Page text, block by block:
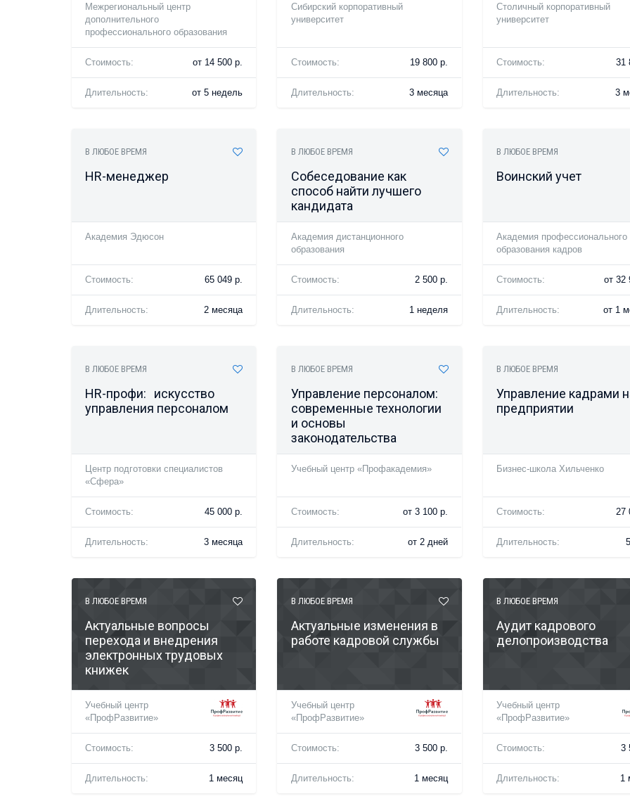
Межрегиональный центр
дополнительного
профессионального образования
Стоимость: от 14 500 р.
Длительность: от 5 недель
Сибирский корпоративный
университет
Стоимость: 19 800 р.
Длительность: 3 месяца
Столичный корпоративный
университет
Стоимость: 31
Длительность: 3
В ЛЮБОЕ ВРЕМЯ
HR-менеджер
Академия Эдюсон
Стоимость: 65 049 р.
Длительность: 2 месяца
В ЛЮБОЕ ВРЕМЯ
Собеседование как
способ найти лучшего
кандидата
Академия дистанционного
образования
Стоимость: 2 500 р.
Длительность: 1 неделя
В ЛЮБОЕ ВРЕМЯ
Воинский учет
Академия профессионального
образования кадров
Стоимость: от 32
Длительность: от 1
В ЛЮБОЕ ВРЕМЯ
HR-профи: искусство
управления персоналом
Центр подготовки специалистов
«Сфера»
Стоимость: 45 000 р.
Длительность: 3 месяца
В ЛЮБОЕ ВРЕМЯ
Управление персоналом:
современные технологии
и основы
законодательства
Учебный центр «Профакадемия»
Стоимость: от 3 100 р.
Длительность: от 2 дней
В ЛЮБОЕ ВРЕМЯ
Управление кадрами
предприятии
Бизнес-школа Хильченко
Стоимость: 27
Длительность:
В ЛЮБОЕ ВРЕМЯ
Актуальные вопросы
перехода и внедрения
электронных трудовых
книжек
Учебный центр
«ПрофРазвитие»
Стоимость: 3 500 р.
Длительность: 1 месяц
В ЛЮБОЕ ВРЕМЯ
Актуальные изменения в
работе кадровой службы
Учебный центр
«ПрофРазвитие»
Стоимость: 3 500 р.
Длительность: 1 месяц
В ЛЮБОЕ ВРЕМЯ
Аудит кадрового
делопроизводства
Учебный центр
«ПрофРазвитие»
Стоимость: 3
Длительность: 1